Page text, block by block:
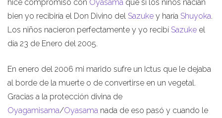
hice compromiso con Oyasama que si los niños nacían
bien yo recibiría el Don Divino del Sazuke y haría Shuyoka.
Los niños nacieron perfectamente y yo recibí Sazuke el
día 23 de Enero del 2005.
En enero del 2006 mi marido sufre un Ictus que le dejaba
al borde de la muerte o de convertirse en un vegetal.
Gracias a la protección divina de
Oyagamisama/Oyasama nada de eso pasó y cuando le